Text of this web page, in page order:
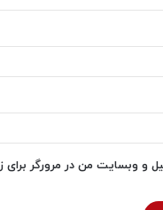
و وبسایت من در مرورگر